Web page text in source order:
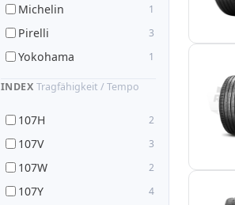
Michelin 1
Pirelli 3
Yokohama 1
INDEX Tragfähigkeit / Tempo
107H 2
107V 3
107W 2
107Y 4